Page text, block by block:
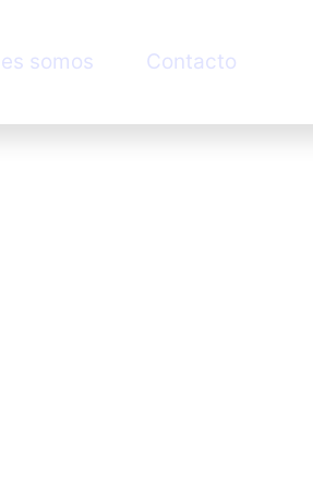
somos Contacto